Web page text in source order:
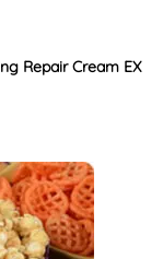
Repair Cream EX